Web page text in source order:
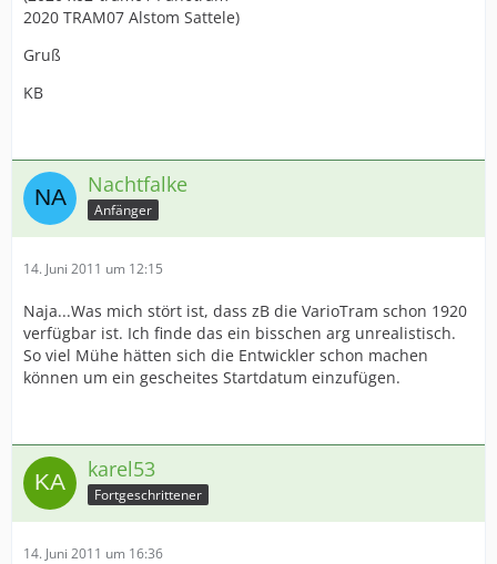
2020 TRAM07 Alstom Sattele)
Gruß
KB
Nachtfalke
Anfänger
14. Juni 2011 um 12:15
Naja...Was mich stört ist, dass zB die VarioTram schon 1920
verfügbar ist. Ich finde das ein bisschen arg unrealistisch.
So viel Mühe hätten sich die Entwickler schon machen
können um ein gescheites Startdatum einzufügen.
karel53
Fortgeschrittener
14. Juni 2011 um 16:36